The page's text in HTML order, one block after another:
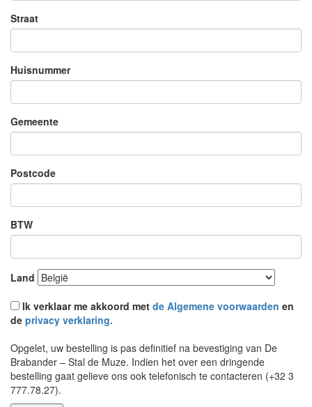
Straat
Huisnummer
Gemeente
Postcode
BTW
Land
Ik verklaar me akkoord met de Algemene voorwaarden en
de privacy verklaring.
Opgelet, uw bestelling is pas definitief na bevestiging van De
Brabander – Stal de Muze. Indien het over een dringende
bestelling gaat gelieve ons ook telefonisch te contacteren (+32 3
777.78.27).